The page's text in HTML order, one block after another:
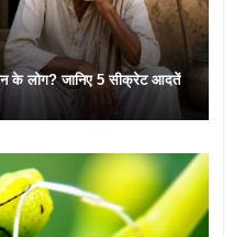
के लोग? जानिए 5 सीक्रेट आदतें